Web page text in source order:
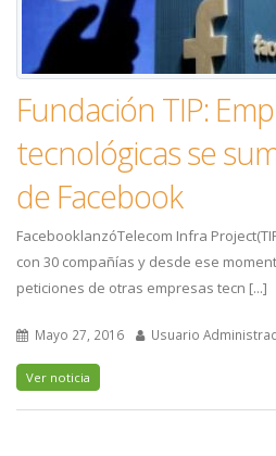
Fundación TIP:
tecnológicas se
de Facebook
FacebooklanzóTelecom Infra
con 30 compañías y desde ese
peticiones de otras empresas tecn [...]
Mayo 27, 2016 Usuario
Ver noticia